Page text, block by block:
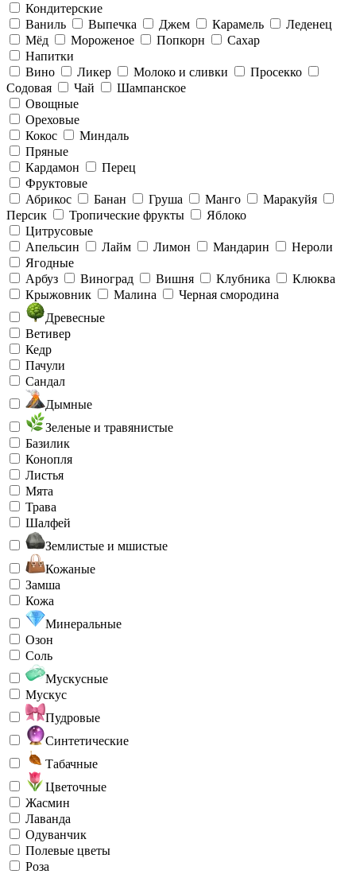
Кондитерские
Ваниль
Выпечка Джем Карамель
Леденец
Мёд
Мороженое Попкорн
Сахар
Напитки
Вино
Ликер Молоко и сливки
Просекко
Содовая
Чай
Шампанское
Овощные
Ореховые
Кокос
Миндаль
Пряные
Кардамон
Перец
Фруктовые
Абрикос
Банан Груша Манго
Маракуйя
Персик
Тропические фрукты
Яблоко
Цитрусовые
Апельсин
Лайм Лимон Мандарин
Нероли
Ягодные
Арбуз
Виноград Вишня Клубника
Клюква
Крыжовник
Малина
Черная смородина
Древесные
Ветивер
Кедр
Пачули
Сандал
Дымные
Зеленые и травянистые
Базилик
Конопля
Листья
Мята
Трава
Шалфей
Землистые и мшистые
Кожаные
Замша
Кожа
Минеральные
Озон
Соль
Мускусные
Мускус
Пудровые
Синтетические
Табачные
Цветочные
Жасмин
Лаванда
Одуванчик
Полевые цветы
Роза